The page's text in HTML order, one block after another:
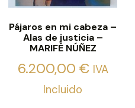
Pájaros en mi cabeza –
Alas de justicia –
MARIFÉ NÚÑEZ
6.200,00 € IVA
Incluido